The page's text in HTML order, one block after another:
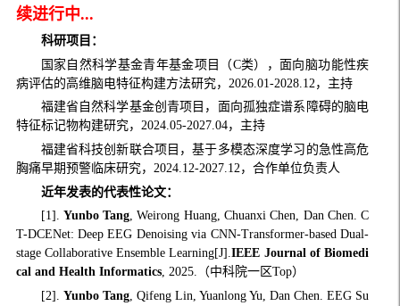
续进行中...
科研项目：
国家自然科学基金青年基金项目（C类），面向脑功能性疾
病评估的高维脑电特征构建方法研究，2026.01-2028.12，主持
福建省自然科学基金创青项目，面向孤独症谱系障碍的脑电
特征标记物构建研究，2024.05-2027.04，主持
福建省科技创新联合项目，基于多模态深度学习的急性高危
胸痛早期预警临床研究，2024.12-2027.12，合作单位负责人
近年发表的代表性论文：
[1]. Yunbo Tang, Weirong Huang, Chuanxi Chen, Dan Chen. C
T-DCENet: Deep EEG Denoising via CNN-Transformer-based Dual-
stage Collaborative Ensemble Learning[J].IEEE Journal of Biomedi
cal and Health Informatics, 2025.（中科院一区Top）
[2]. Yunbo Tang, Qifeng Lin, Yuanlong Yu, Dan Chen.EEG Su